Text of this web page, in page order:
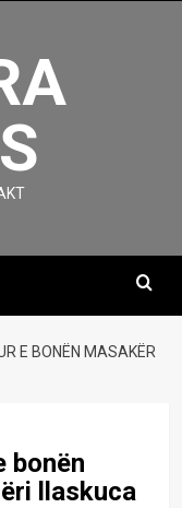
E BONËN MASAKËR
bonën
llaskuca